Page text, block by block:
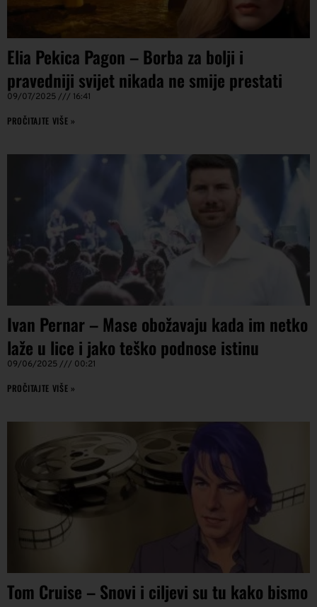
Elia Pekica Pagon – Borba za bolji i
pravedniji svijet nikada ne smije prestati
09/07/2025 16:41
PROČITAJTE VIŠE »
Ivan Pernar – Mase obožavaju kada im netko
laže u lice i jako teško podnose istinu
09/06/2025 00:21
PROČITAJTE VIŠE »
Tom Cruise – Snovi i ciljevi su tu kako bismo